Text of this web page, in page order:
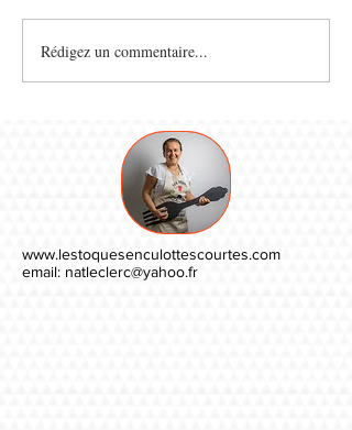
Rédigez un commentaire...
www.lestoquesenculottescourtes.com
email: natleclerc@yahoo.fr